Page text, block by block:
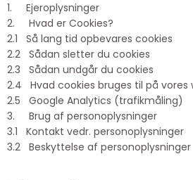
1. Ejeroplysninger
2. Hvad er Cookies?
2.1 Så lang tid opbevares cookies
2.2 Sådan sletter du cookies
2.3 Sådan undgår du cookies
2.4 Hvad cookies bruges til på vores
2.5 Google Analytics (trafikmåling)
3. Brug af personoplysninger
3.1 Kontakt vedr. personoplysninger
3.2 Beskyttelse af personoplysninger